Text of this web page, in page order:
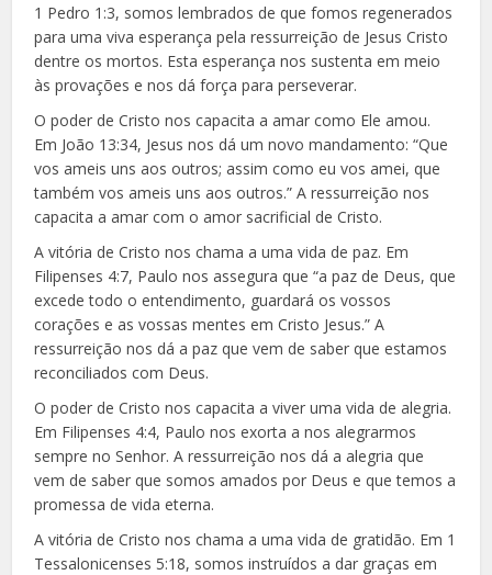
1 Pedro 1:3, somos lembrados de que fomos regenerados
para uma viva esperança pela ressurreição de Jesus Cristo
dentre os mortos. Esta esperança nos sustenta em meio
às provações e nos dá força para perseverar.
O poder de Cristo nos capacita a amar como Ele amou.
Em João 13:34, Jesus nos dá um novo mandamento: “Que
vos ameis uns aos outros; assim como eu vos amei, que
também vos ameis uns aos outros.” A ressurreição nos
capacita a amar com o amor sacrificial de Cristo.
A vitória de Cristo nos chama a uma vida de paz. Em
Filipenses 4:7, Paulo nos assegura que “a paz de Deus, que
excede todo o entendimento, guardará os vossos
corações e as vossas mentes em Cristo Jesus.” A
ressurreição nos dá a paz que vem de saber que estamos
reconciliados com Deus.
O poder de Cristo nos capacita a viver uma vida de alegria.
Em Filipenses 4:4, Paulo nos exorta a nos alegrarmos
sempre no Senhor. A ressurreição nos dá a alegria que
vem de saber que somos amados por Deus e que temos a
promessa de vida eterna.
A vitória de Cristo nos chama a uma vida de gratidão. Em 1
Tessalonicenses 5:18, somos instruídos a dar graças em